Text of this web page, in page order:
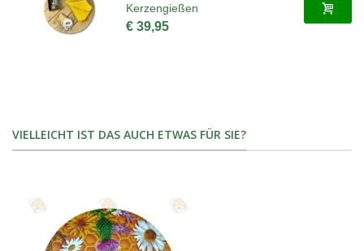
Kerzengießen
€ 39,95
VIELLEICHT IST DAS AUCH ETWAS FÜR SIE?